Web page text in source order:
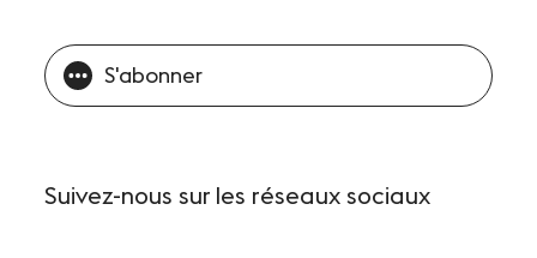
S'abonner
Suivez-nous sur les réseaux sociaux